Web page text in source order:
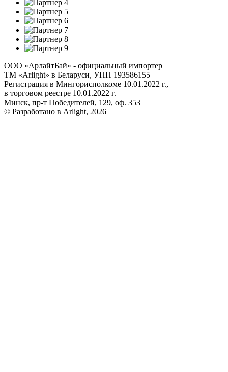
ООО «АрлайтБай» - официальный импортер
ТМ «Arlight» в Беларуси, УНП 193586155
Регистрация в Мингорисполкоме 10.01.2022 г.,
в торговом реестре 10.01.2022 г.
Минск, пр-т Победителей, 129, оф. 353
© Разработано в Arlight, 2026